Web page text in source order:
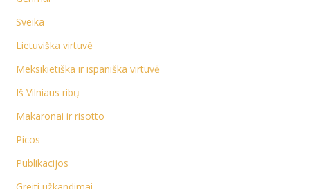
Sveika
Lietuviška virtuvė
Meksikietiška ir ispaniška virtuvė
Iš Vilniaus ribų
Makaronai ir risotto
Picos
Publikacijos